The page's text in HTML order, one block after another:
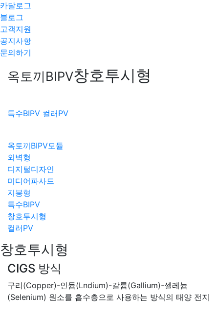
카달로그
블로그
고객지원
공지사항
문의하기
옥토끼BIPV창호투시형
특수BIPV 컬러PV
옥토끼BIPV모듈
외벽형
디지털디자인
미디어파사드
지붕형
특수BIPV
창호투시형
컬러PV
창호투시형
CIGS 방식
구리(Copper)-인듐(Lndium)-갈륨(Gallium)-셀레늄
(Selenium) 원소를 흡수층으로 사용하는 방식의 태양 전지